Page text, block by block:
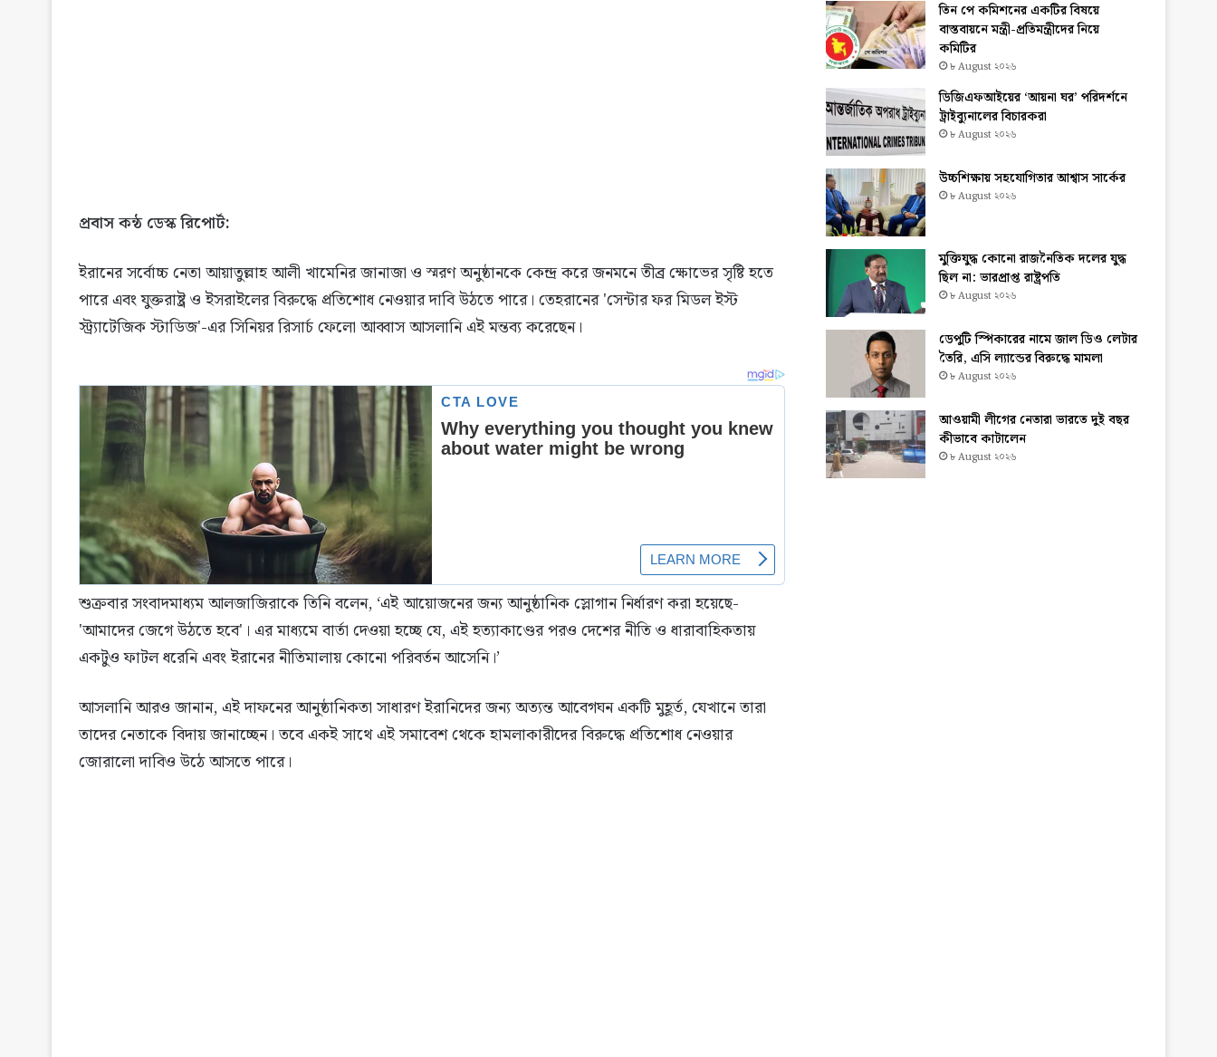
প্রবাস কন্ঠ ডেস্ক রিপোর্ট:
ইরানের সর্বোচ্চ নেতা আয়াতুল্লাহ আলী খামেনির জানাজা ও স্মরণ অনুষ্ঠানকে কেন্দ্র করে জনমনে তীব্র ক্ষোভের সৃষ্টি হতে
পারে এবং যুক্তরাষ্ট্র ও ইসরাইলের বিরুদ্ধে প্রতিশোধ নেওয়ার দাবি উঠতে পারে। তেহরানের 'সেন্টার ফর মিডল ইস্ট
স্ট্র্যাটেজিক স্টাডিজ'-এর সিনিয়র রিসার্চ ফেলো আব্বাস আসলানি এই মন্তব্য করেছেন।
শুক্রবার সংবাদমাধ্যম আলজাজিরাকে তিনি বলেন, ‘এই আয়োজনের জন্য আনুষ্ঠানিক স্লোগান নির্ধারণ করা হয়েছে-
'আমাদের জেগে উঠতে হবে'। এর মাধ্যমে বার্তা দেওয়া হচ্ছে যে, এই হত্যাকাণ্ডের পরও দেশের নীতি ও ধারাবাহিকতায়
একটুও ফাটল ধরেনি এবং ইরানের নীতিমালায় কোনো পরিবর্তন আসেনি।’
আসলানি আরও জানান, এই দাফনের আনুষ্ঠানিকতা সাধারণ ইরানিদের জন্য অত্যন্ত আবেগঘন একটি মুহূর্ত, যেখানে তারা
তাদের নেতাকে বিদায় জানাচ্ছেন। তবে একই সাথে এই সমাবেশ থেকে হামলাকারীদের বিরুদ্ধে প্রতিশোধ নেওয়ার
জোরালো দাবিও উঠে আসতে পারে।
তিন পে কমিশনের একটির বিষয়ে
বাস্তবায়নে মন্ত্রী-প্রতিমন্ত্রীদের নিয়ে
কমিটির
৮ August ২০২৬
ডিজিএফআইয়ের ‘আয়না ঘর’ পরিদর্শনে
ট্রাইব্যুনালের বিচারকরা
৮ August ২০২৬
উচ্চশিক্ষায় সহযোগিতার আশ্বাস সার্কের
৮ August ২০২৬
মুক্তিযুদ্ধ কোনো রাজনৈতিক দলের যুদ্ধ
ছিল না: ভারপ্রাপ্ত রাষ্ট্রপতি
৮ August ২০২৬
ডেপুটি স্পিকারের নামে জাল ডিও লেটার
তৈরি, এসি ল্যান্ডের বিরুদ্ধে মামলা
৮ August ২০২৬
আওয়ামী লীগের নেতারা ভারতে দুই বছর
কীভাবে কাটালেন
৮ August ২০২৬